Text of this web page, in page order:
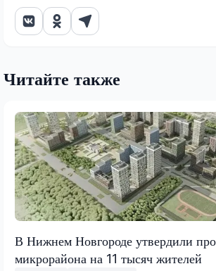
Читайте также
В Нижнем Новгороде утвердили
микрорайона на 11 тысяч жителей